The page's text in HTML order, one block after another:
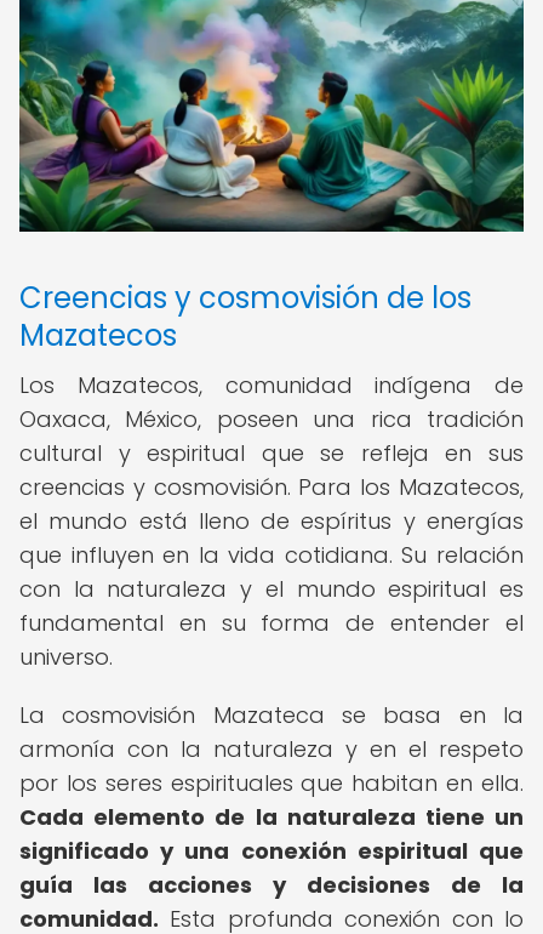
Creencias y cosmovisión de los
Mazatecos
Los Mazatecos, comunidad indígena de
Oaxaca, México, poseen una rica tradición
cultural y espiritual que se refleja en sus
creencias y cosmovisión. Para los Mazatecos,
el mundo está lleno de espíritus y energías
que influyen en la vida cotidiana. Su relación
con la naturaleza y el mundo espiritual es
fundamental en su forma de entender el
universo.
La cosmovisión Mazateca se basa en la
armonía con la naturaleza y en el respeto
por los seres espirituales que habitan en ella.
Cada elemento de la naturaleza tiene un
significado y una conexión espiritual que
guía las acciones y decisiones de la
comunidad. Esta profunda conexión con lo